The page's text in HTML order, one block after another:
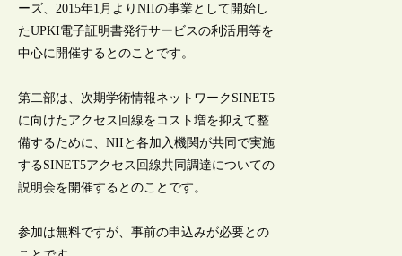
ーズ、2015年1月よりNIIの事業として開始し
たUPKI電子証明書発行サービスの利活用等を
中心に開催するとのことです。
第二部は、次期学術情報ネットワークSINET5
に向けたアクセス回線をコスト増を抑えて整
備するために、NIIと各加入機関が共同で実施
するSINET5アクセス回線共同調達についての
説明会を開催するとのことです。
参加は無料ですが、事前の申込みが必要との